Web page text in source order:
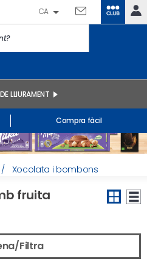
a la botiga i online
CA
LLIURAMENT
Compra fàcil
/ Xocolata i bombons
fruita
Filtra